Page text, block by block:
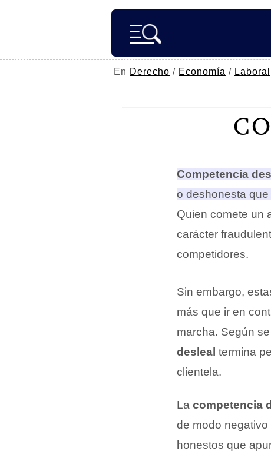
En Derecho / Economía / Laboral
Competencia
o deshonesta
Quien comete un
carácter
competidores.
Sin embargo,
más que ir en
marcha. Según
desleal termina
clientela.
La competencia
de modo
honestos que